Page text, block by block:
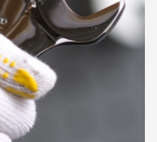
библиотеки, магазинов,